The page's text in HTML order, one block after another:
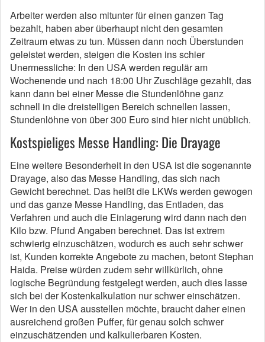
Arbeiter werden also mitunter für einen ganzen Tag
bezahlt, haben aber überhaupt nicht den gesamten
Zeitraum etwas zu tun. Müssen dann noch Überstunden
geleistet werden, steigen die Kosten ins schier
Unermessliche: In den USA werden regulär am
Wochenende und nach 18:00 Uhr Zuschläge gezahlt, das
kann dann bei einer Messe die Stundenlöhne ganz
schnell in die dreistelligen Bereich schnellen lassen,
Stundenlöhne von über 300 Euro sind hier nicht unüblich.
Kostspieliges Messe Handling: Die Drayage
Eine weitere Besonderheit in den USA ist die sogenannte
Drayage, also das Messe Handling, das sich nach
Gewicht berechnet. Das heißt die LKWs werden gewogen
und das ganze Messe Handling, das Entladen, das
Verfahren und auch die Einlagerung wird dann nach den
Kilo bzw. Pfund Angaben berechnet. Das ist extrem
schwierig einzuschätzen, wodurch es auch sehr schwer
ist, Kunden korrekte Angebote zu machen, betont Stephan
Haida. Preise würden zudem sehr willkürlich, ohne
logische Begründung festgelegt werden, auch dies lasse
sich bei der Kostenkalkulation nur schwer einschätzen.
Wer in den USA ausstellen möchte, braucht daher einen
ausreichend großen Puffer, für genau solch schwer
einzuschätzenden und kalkulierbaren Kosten.